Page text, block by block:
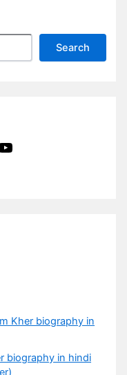
Search
Kher biography in
biography in hindi